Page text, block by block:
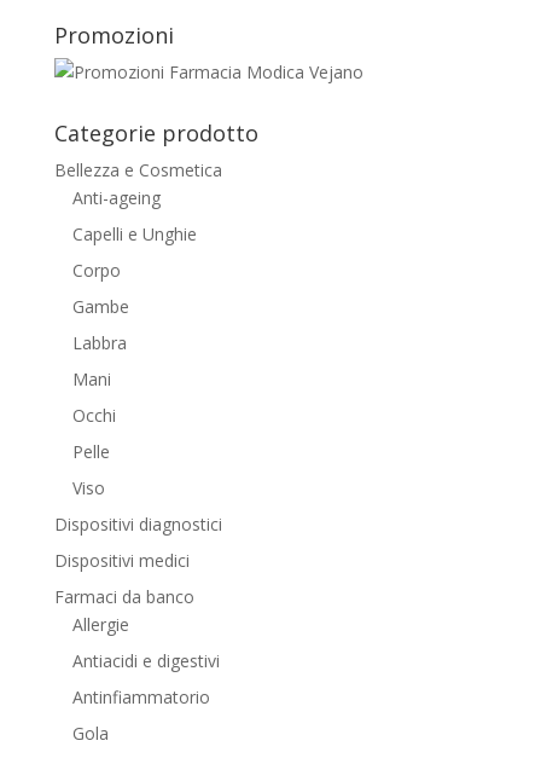
Promozioni
Categorie prodotto
Bellezza e Cosmetica
Anti-ageing
Capelli e Unghie
Corpo
Gambe
Labbra
Mani
Occhi
Pelle
Viso
Dispositivi diagnostici
Dispositivi medici
Farmaci da banco
Allergie
Antiacidi e digestivi
Antinfiammatorio
Gola